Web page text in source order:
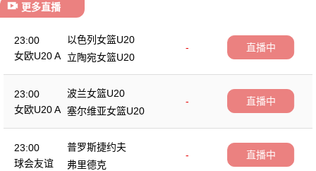
更多直播
23:00
女欧U20 A
以色列女篮U20
-
立陶宛女篮U20
直播中
23:00
女欧U20 A
波兰女篮U20
-
塞尔维亚女篮U20
直播中
23:00
球会友谊
普罗斯捷约夫
-
弗里德克
直播中